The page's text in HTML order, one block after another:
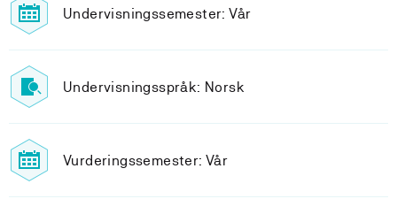
Undervisningssemester: Vår
Undervisningsspråk: Norsk
Vurderingssemester: Vår